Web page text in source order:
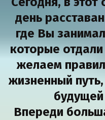
день
где Вы
которые
желаем
жизненный
Впереди